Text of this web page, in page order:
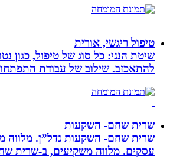
טיפול ריגשי, אורית
שיטת הנני: כל סוג של טיפול,
להתאכזב. שילוב של עבודת
שרית שחם- השקעות
שרית שחם- השקעות נדל”ן. מלווה
עסקים‏. ‏מלווה משקיעים, ב-‏שרית